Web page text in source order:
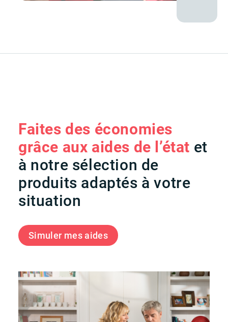
Faites des économies
grâce aux aides de l’état et
à notre sélection de
produits adaptés à votre
situation
Simuler mes aides